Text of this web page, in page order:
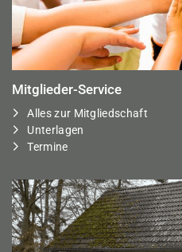
Mitglieder-Service
Alles zur Mitgliedschaft
Unterlagen
Termine